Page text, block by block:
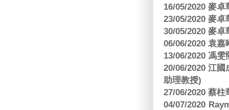
16/05/2020 麥
23/05/2020 麥
30/05/2020 麥
06/06/2020 袁
13/06/2020 馮
20/06/2020 江
助理教授)
27/06/2020 蔡
04/07/2020